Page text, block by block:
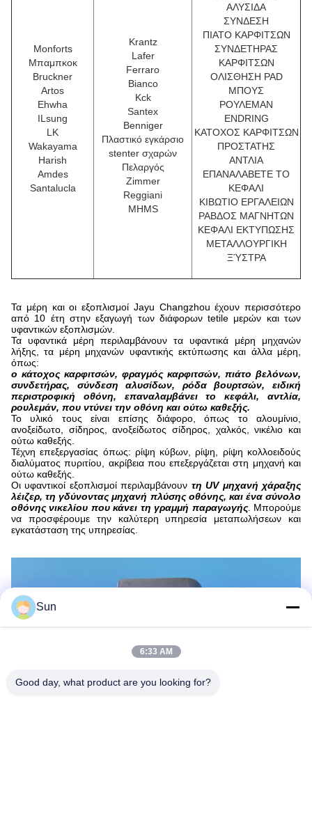
Monforts
Μπαμπκοκ
Bruckner
Artos
Ehwha
ILsung
LK
Wakayama
Harish
Amdes
Santalucla
Krantz
Lafer
Ferraro
Bianco
Kck
Santex
Benniger
Πλαστικό εγκάρσιο
stenter σχαρών
Πελαργός
Zimmer
Reggiani
MHMS
ΑΛΥΣΙΔΑ
ΣΥΝΔΕΣΗ
ΠΙΑΤΟ ΚΑΡΦΙΤΣΩΝ
ΣΥΝΔΕΤΗΡΑΣ
ΚΑΡΦΙΤΣΩΝ
ΟΛΙΣΘΗΣΗ PAD
ΜΠΟΥΣ
ΡΟΥΛΕΜΑΝ
ENDRING
ΚΑΤΟΧΟΣ ΚΑΡΦΙΤΣΩΝ
ΠΡΟΣΤΑΤΗΣ
ΑΝΤΛΙΑ
ΕΠΑΝΑΛΑΒΕΤΕ ΤΟ
ΚΕΦΑΛΙ
ΚΙΒΩΤΙΟ ΕΡΓΑΛΕΙΩΝ
ΡΑΒΔΟΣ ΜΑΓΝΗΤΩΝ
ΚΕΦΑΛΙ ΕΚΤΥΠΩΣΗΣ
ΜΕΤΑΛΛΟΥΡΓΙΚΗ
ΞΎΣΤΡΑ
Τα μέρη και οι εξοπλισμοί Jayu Changzhou έχουν περισσότερο
από 10 έτη στην εξαγωγή των διάφορων tetile μερών και των
υφαντικών εξοπλισμών.
Τα υφαντικά μέρη περιλαμβάνουν τα υφαντικά μέρη μηχανών
λήξης, τα μέρη μηχανών υφαντικής εκτύπωσης και άλλα μέρη,
όπως:
ο κάτοχος καρφιτσών, φραγμός καρφιτσών, πιάτο βελόνων,
συνδετήρας, σύνδεση αλυσίδων, ρόδα βουρτσών, ειδική
περιστροφική οθόνη, επαναλαμβάνει το κεφάλι, αντλία,
ρουλεμάν, που ντύνει την οθόνη και ούτω καθεξής.
Το υλικό τους είναι επίσης διάφορο, όπως το αλουμίνιο,
ανοξείδωτο, σίδηρος, ανοξείδωτος σίδηρος, χαλκός, νικέλιο και
ούτω καθεξής.
Τέχνη επεξεργασίας όπως: ρίψη κύβων, ρίψη, ρίψη κολλοειδούς
διαλύματος πυριτίου, ακρίβεια που επεξεργάζεται στη μηχανή και
ούτω καθεξής.
Οι υφαντικοί εξοπλισμοί περιλαμβάνουν τη UV μηχανή χάραξης
λέιζερ, τη γδύνοντας μηχανή πλύσης οθόνης, και ένα σύνολο
οθόνης νικελίου που κάνει τη γραμμή παραγωγής. Μπορούμε
να προσφέρουμε την καλύτερη υπηρεσία μεταπωλήσεων και
εγκατάσταση της υπηρεσίας.
Sun
6:33 AM
Good day, what product are you looking for?